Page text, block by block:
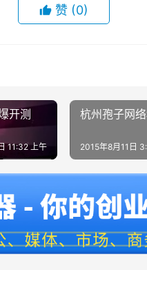
赞 (0)
开测
11:32 上午
杭州孢子网
2015年8月11日